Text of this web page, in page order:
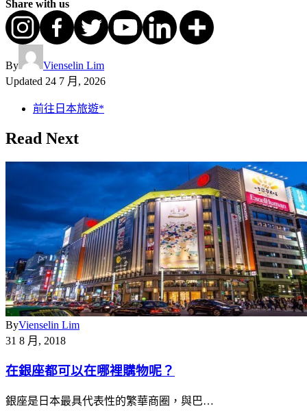
Share with us
By
Vienselin Lim
Updated 24 7 月, 2026
前往日本旅遊*
Read Next
ByVienselin Lim
31 8 月, 2018
在銀座都可以在哪裡購物呢？
銀座是日本最具代表性的繁華商圈，與巴…